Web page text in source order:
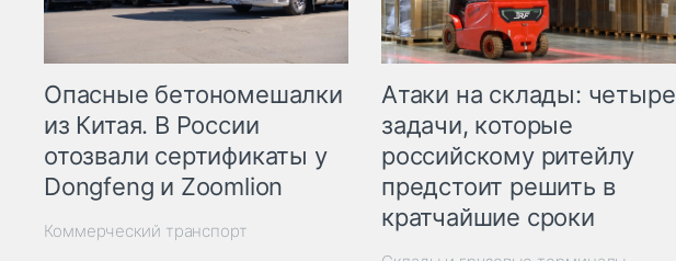
Опасные бетономешалки
из Китая. В России
отозвали сертификаты у
Dongfeng и Zoomlion
Коммерческий транспорт
Атаки на склады: четыре
задачи, которые
российскому ритейлу
предстоит решить в
кратчайшие сроки